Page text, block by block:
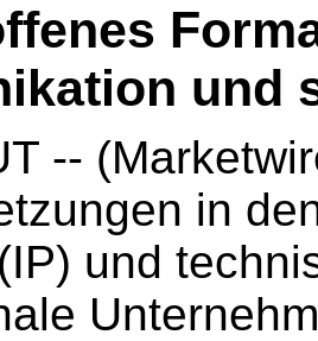
und
--
in
und